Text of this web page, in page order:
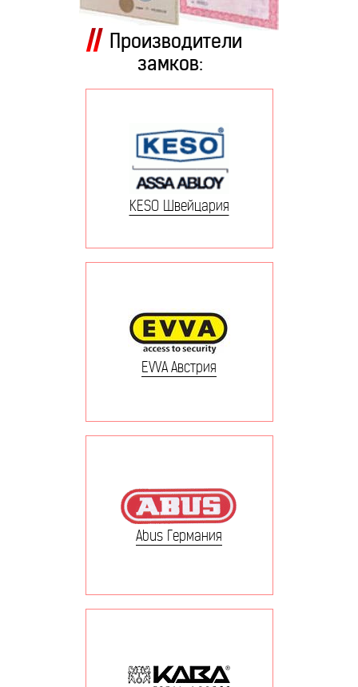
Производители
замков:
KESO Швейцария
EVVA Австрия
Abus Германия